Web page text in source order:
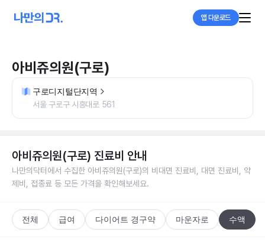
앱 다운로드
아비쥬의원(구로)
구로디지털단지역
서울 구로구 시흥대로 561
아비쥬의원(구로) 진료비 안내
나만의닥터에서 수집한 아비쥬의원(구로)의 비대면 진료비, 대면 진료비, 약
제비, 접종료 등 모든 가격을 확인해보세요.
전체 급여 다이어트 경구약 마운자로 수액